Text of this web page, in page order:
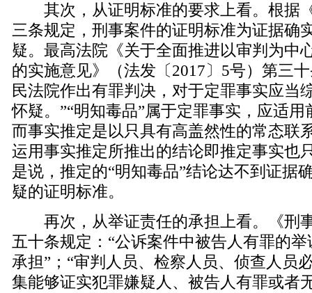
其次，从证明标准的要求上看。根据
三条规定，刑事案件的证明标准为证据确
疑。最高法院《关于全面推进以审判为中
的实施意见》（法发〔2017〕5号）第三
民法院作出有罪判决，对于定罪事实应当
怀疑。”“明知毒品”属于定罪事实，应适
而事实推定是以只具有高盖然性的常态联
运用事实推定所推出的结论即推定事实也
是说，推定的“明知毒品”结论达不到证据
疑的证明标准。
再次，从举证责任的承担上看。《刑
五十条规定：“公诉案件中被告人有罪的
承担”；“审判人员、检察人员、侦查人员
集能够证实犯罪嫌疑人、被告人有罪或者